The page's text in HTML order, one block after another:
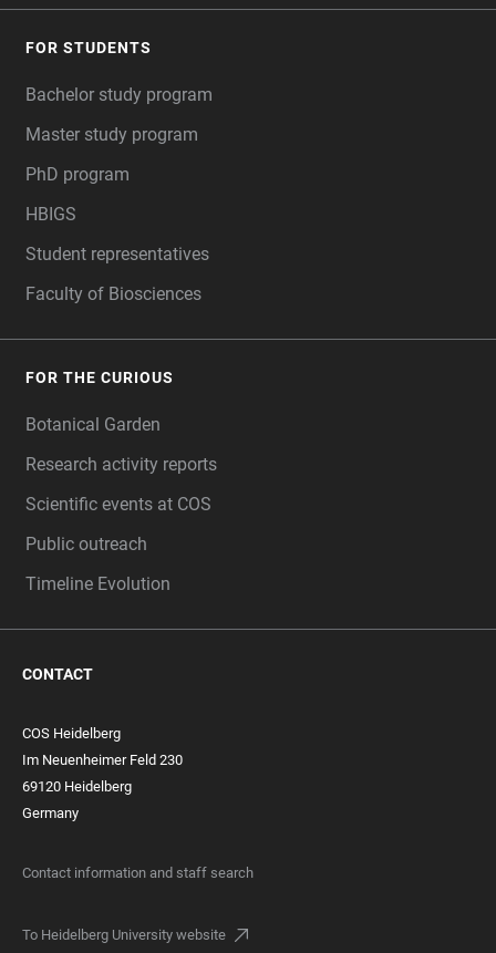
FOR STUDENTS
Bachelor study program
Master study program
PhD program
HBIGS
Student representatives
Faculty of Biosciences
FOR THE CURIOUS
Botanical Garden
Research activity reports
Scientific events at COS
Public outreach
Timeline Evolution
CONTACT
COS Heidelberg
Im Neuenheimer Feld 230
69120 Heidelberg
Germany
Contact information and staff search
To Heidelberg University website